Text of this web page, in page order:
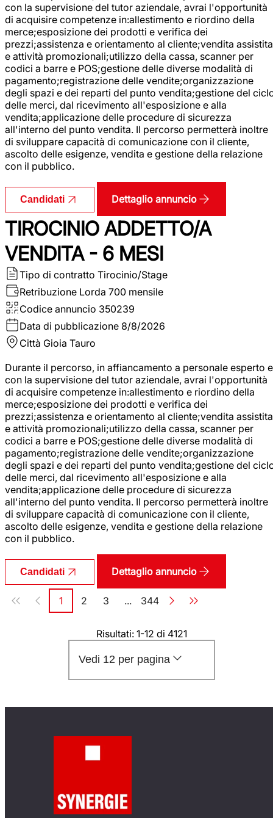
con la supervisione del tutor aziendale, avrai l'opportunità
di acquisire competenze in:allestimento e riordino della
merce;esposizione dei prodotti e verifica dei
prezzi;assistenza e orientamento al cliente;vendita assistita
e attività promozionali;utilizzo della cassa, scanner per
codici a barre e POS;gestione delle diverse modalità di
pagamento;registrazione delle vendite;organizzazione
degli spazi e dei reparti del punto vendita;gestione del
delle merci, dal ricevimento all'esposizione e alla
vendita;applicazione delle procedure di sicurezza
all'interno del punto vendita. Il percorso permetterà inoltre
di sviluppare capacità di comunicazione con il cliente,
ascolto delle esigenze, vendita e gestione della relazione
con il pubblico.
Candidati Dettaglio annuncio
TIROCINIO ADDETTO/A
VENDITA - 6 MESI
Tipo di contratto Tirocinio/Stage
Retribuzione Lorda 700 mensile
Codice annuncio 350239
Data di pubblicazione 8/8/2026
Città Gioia Tauro
Durante il percorso, in affiancamento a personale esperto e
con la supervisione del tutor aziendale, avrai l'opportunità
di acquisire competenze in:allestimento e riordino della
merce;esposizione dei prodotti e verifica dei
prezzi;assistenza e orientamento al cliente;vendita assistita
e attività promozionali;utilizzo della cassa, scanner per
codici a barre e POS;gestione delle diverse modalità di
pagamento;registrazione delle vendite;organizzazione
degli spazi e dei reparti del punto vendita;gestione del
delle merci, dal ricevimento all'esposizione e alla
vendita;applicazione delle procedure di sicurezza
all'interno del punto vendita. Il percorso permetterà inoltre
di sviluppare capacità di comunicazione con il cliente,
ascolto delle esigenze, vendita e gestione della relazione
con il pubblico.
Candidati Dettaglio annuncio
Paginazione
Pagina
1 Pagina
2 Pagina
3 ... Pagina
344
Risultati: 1-12 di 4121
Vedi 12 per pagina